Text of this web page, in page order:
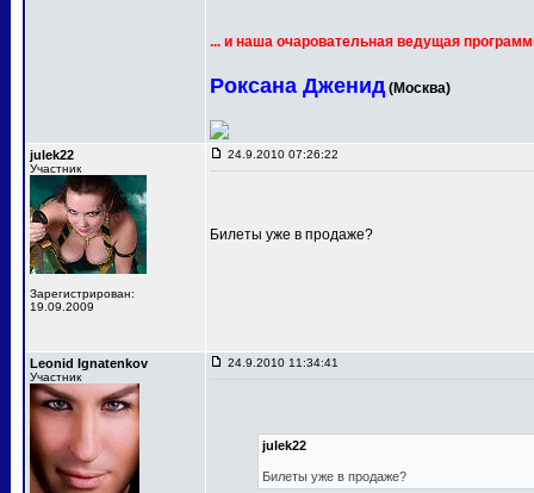
... и наша очаровательная ведущая
Роксана Дженид (Москва)
julek22
Участник
Зарегистрирован:
19.09.2009
24.9.2010 07:26:22
Билеты уже в продаже?
Leonid Ignatenkov
Участник
24.9.2010 11:34:41
julek22
Билеты уже в продаже?